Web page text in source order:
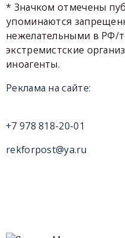
* Значком отмечены
упоминаются
нежелательными в РФ/
экстремистские
иноагенты.
Реклама на сайте:
+7 978 818-20-01
rekforpost@ya.ru